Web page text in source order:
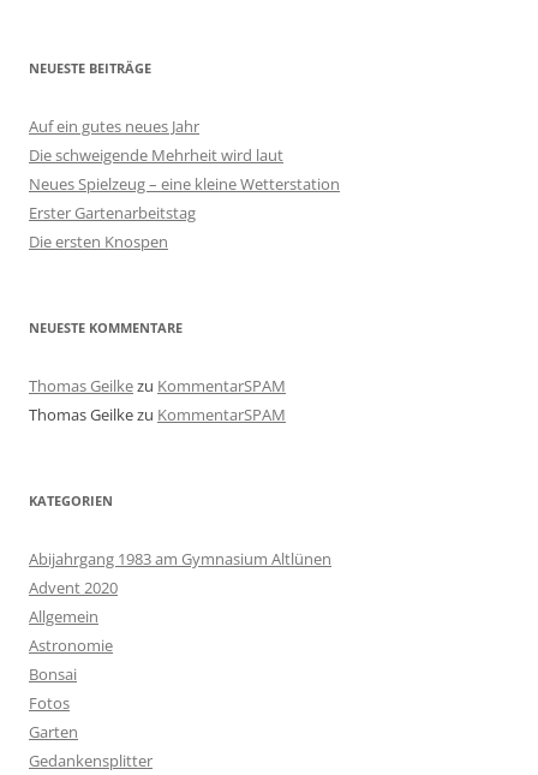
NEUESTE BEITRÄGE
Auf ein gutes neues Jahr
Die schweigende Mehrheit wird laut
Neues Spielzeug – eine kleine Wetterstation
Erster Gartenarbeitstag
Die ersten Knospen
NEUESTE KOMMENTARE
Thomas Geilkezu KommentarSPAM
Thomas Geilkezu KommentarSPAM
KATEGORIEN
Abijahrgang 1983 am Gymnasium Altlünen
Advent 2020
Allgemein
Astronomie
Bonsai
Fotos
Garten
Gedankensplitter